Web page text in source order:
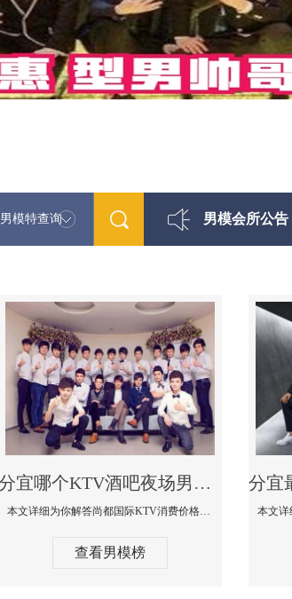
男模特查询 男模会所公告
分宜哪个KTV酒吧夜场男模公关型男最帅-尚都国际KTV消费价格点评
本文详细为你解答尚都国际KTV消费价格点评，更多关于哪个KTV酒吧夜场男模公关型男最帅免费咨询1333 867 6881微信同步
查看男模榜